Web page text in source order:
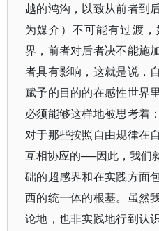
越的鸿沟，以致从前者到
为媒介）不可能有过渡
界，前者对后者决不能施
者具有影响，这就是说，
赋予的目的的在感性世界
必须能够这样地被思考着
对于那些按照自由规律在
互相协应的──因此，我们
础的超感界和在实践方面
西的统一体的根基。虽然
论地，也非实践地行到认